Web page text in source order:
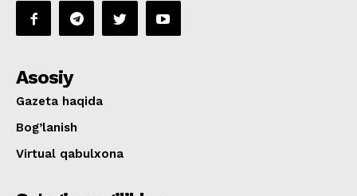
Asosiy
Gazeta haqida
Bog’lanish
Virtual qabulxona